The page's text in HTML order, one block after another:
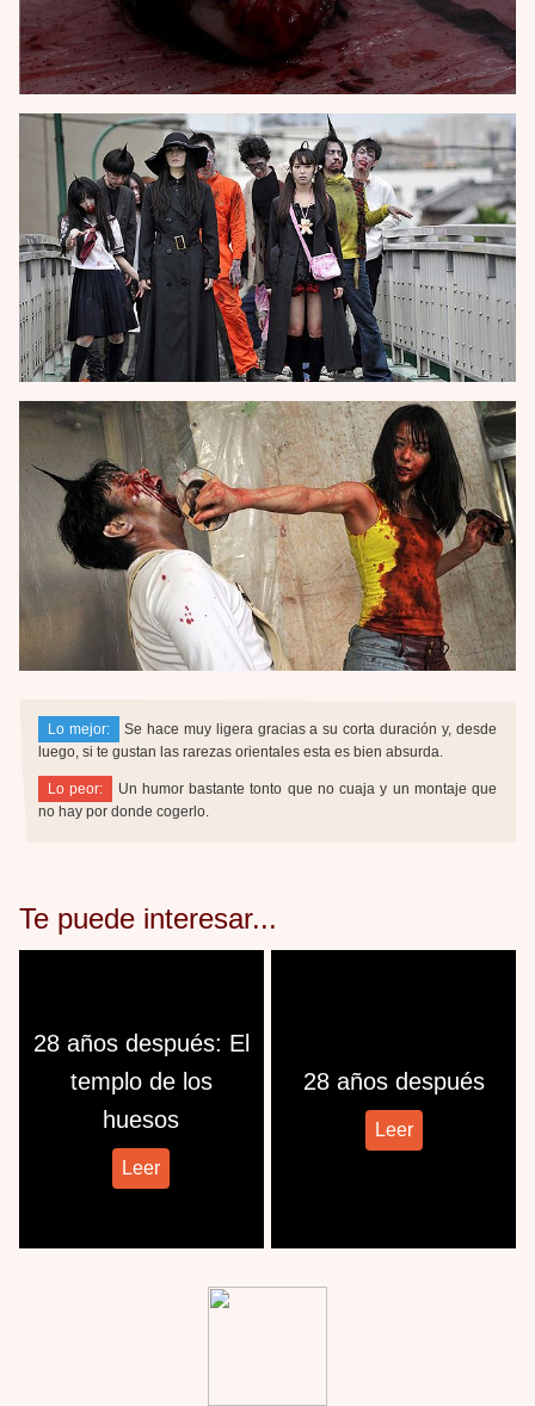
Lo mejor:
Se hace muy ligera gracias a su corta duración y, desde
luego, si te gustan las rarezas orientales esta es bien absurda.
Lo peor:
Un humor bastante tonto que no cuaja y un montaje que
no hay por donde cogerlo.
Te puede interesar...
28 años después: El
templo de los
huesos
Leer
28 años después
Leer